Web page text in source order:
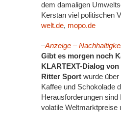
dem damaligen
Kerstan viel politischen
welt.de, mopo.de
–Anzeige –
Gibt es morgen noch
KLARTEXT-Dialog
Ritter Sport wurde
Kaffee und Schokolade
Herausforderungen sind
volatile Weltmarktpreise